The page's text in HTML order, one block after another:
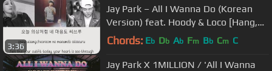
3:36
Jay Park – All I Wanna Do (Korean
Version) feat. Hoody & Loco [Hang,
Rom & Eng Lyrics]
Chords: Eb Db Ab Fm Bb Cm C
Jay Park X 1MILLION / 'All I Wanna